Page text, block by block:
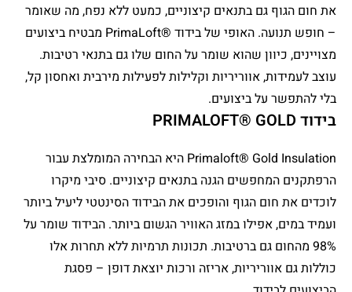
את חום הגוף גם בתנאים קיצוניים, כמעט ללא נפח, מה שאומר
– חופש תנועה. האופי של בידוד ®PrimaLoft מבטיח ביצועים
מצויינים, כיוון שהוא שומר על החום שלו גם בתנאי רטיבות.
עוצב לעמידות, אווריריות וקלילות לפעילות מירבית ואחסון קל,
בלי להתפשר על ביצועים.
בידוד PRIMALOFT® GOLD
Primaloft® Gold Insulation היא הבחירה המומלצת עבור
הרפתקנים המחפשים הגנה בתנאים קיצוניים. סיבי מיקרו
לוכדים את חום הגוף והופכים את הבידוד הסינטטי ליעיל ביותר
ועמיד במים, אפילו במזג האוויר הגשום ביותר. הבידוד שומר על
98% מהחום גם ברטיבות. תכונות תרמיות ללא תחרות אלו
כוללות גם אווריריות, אריזה ורכות יוצאת דופן – פסגת